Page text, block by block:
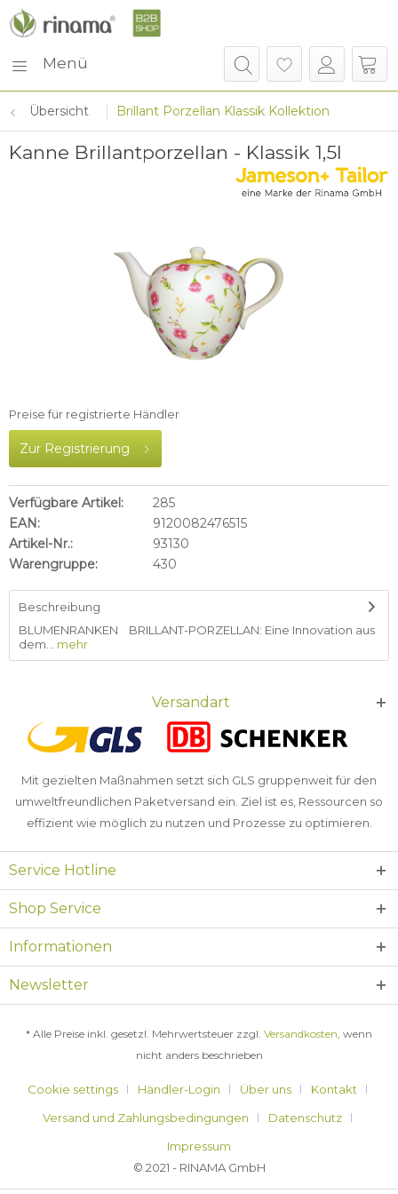
Menü
Übersicht Brillant Porzellan Klassik Kollektion
Kanne Brillantporzellan - Klassik 1,5l
Preise für registrierte Händler
Zur Registrierung
Verfügbare Artikel:
285
EAN:
9120082476515
Artikel-Nr.:
93130
Warengruppe:
430
Beschreibung
BLUMENRANKEN BRILLANT-PORZELLAN: Eine Innovation aus
dem...
mehr
Versandart
Mit gezielten Maßnahmen setzt sich GLS gruppenweit für den
umweltfreundlichen Paketversand ein. Ziel ist es, Ressourcen so
effizient wie möglich zu nutzen und Prozesse zu optimieren.
Service Hotline
Shop Service
Informationen
Newsletter
* Alle Preise inkl. gesetzl. Mehrwertsteuer zzgl. Versandkosten, wenn
nicht anders beschrieben
Cookie settings Händler-Login Über uns
Kontakt
Versand und Zahlungsbedingungen
Datenschutz
Impressum
© 2021 - RINAMA GmbH